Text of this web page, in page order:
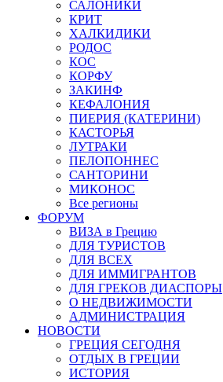
САЛОНИКИ
КРИТ
ХАЛКИДИКИ
РОДОС
КОС
КОРФУ
ЗАКИНФ
КЕФАЛОНИЯ
ПИЕРИЯ (КАТЕРИНИ)
КАСТОРЬЯ
ЛУТРАКИ
ПЕЛОПОННЕС
САНТОРИНИ
МИКОНОС
Все регионы
ФОРУМ
ВИЗА в Грецию
ДЛЯ ТУРИСТОВ
ДЛЯ ВСЕХ
ДЛЯ ИММИГРАНТОВ
ДЛЯ ГРЕКОВ ДИАСПОРЫ
О НЕДВИЖИМОСТИ
АДМИНИСТРАЦИЯ
НОВОСТИ
ГРЕЦИЯ СЕГОДНЯ
ОТДЫХ В ГРЕЦИИ
ИСТОРИЯ